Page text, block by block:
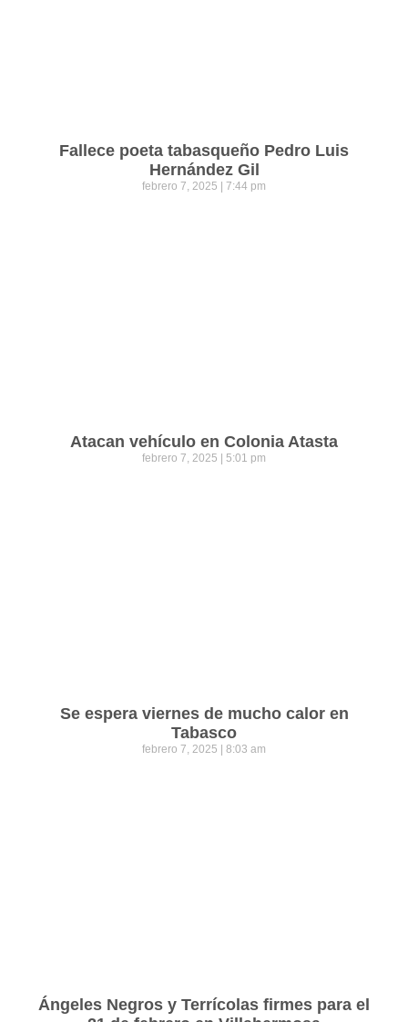
Fallece poeta tabasqueño Pedro Luis
Hernández Gil
febrero 7, 2025 7:44 pm
Atacan vehículo en Colonia Atasta
febrero 7, 2025 5:01 pm
Se espera viernes de mucho calor en
Tabasco
febrero 7, 2025 8:03 am
Ángeles Negros y Terrícolas firmes para el